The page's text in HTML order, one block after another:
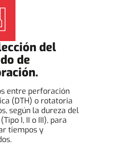
del
de
entre perforación
(DTH) o rotatoria
según la dureza del
I, II o III), para
tiempos y